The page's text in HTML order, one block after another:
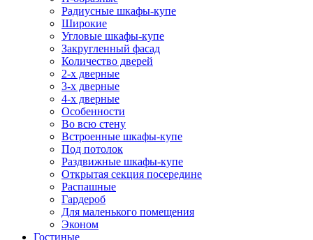
Радиусные шкафы-купе
Широкие
Угловые шкафы-купе
Закругленный фасад
Количество дверей
2-х дверные
3-х дверные
4-х дверные
Особенности
Во всю стену
Встроенные шкафы-купе
Под потолок
Раздвижные шкафы-купе
Открытая секция посередине
Распашные
Гардероб
Для маленького помещения
Эконом
Гостиные